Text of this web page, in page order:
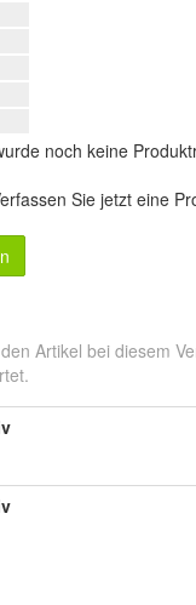
noch keine
Sie jetzt eine
Artikel bei diesem